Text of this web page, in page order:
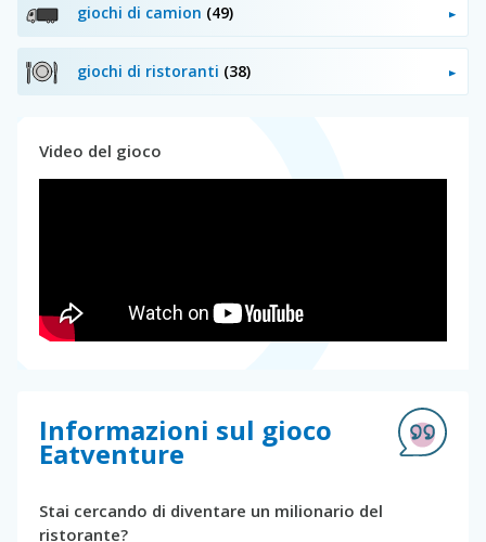
giochi di camion (49)
giochi di ristoranti (38)
Video del gioco
Informazioni sul gioco
Eatventure
Stai cercando di diventare un milionario del
ristorante?